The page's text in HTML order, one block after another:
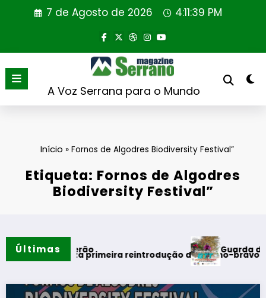
7 de Agosto de 2026 4:11:39 PM
A Voz Serrana para o Mundo
Início » Fornos de Algodres Biodiversity Festival”
Etiqueta: Fornos de Algodres
Biodiversity Festival”
Últimas
do verão
realiza primeira reintrodução de coelho-bravo em área
Guarda desafia